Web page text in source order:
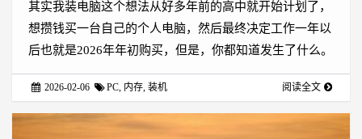
其实我装电脑这个想法从好多年前的高中就开始计划了，
想攒钱买一台自己的个人电脑，然后最终决定工作一年以
后也就是2026年年初购买，但是，你都知道发生了什么。
2026-02-06 PC, 内存,装机 阅读全文